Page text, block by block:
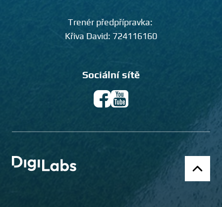
Trenér předpřípravka:
Křiva David: 724116160
Sociální sítě